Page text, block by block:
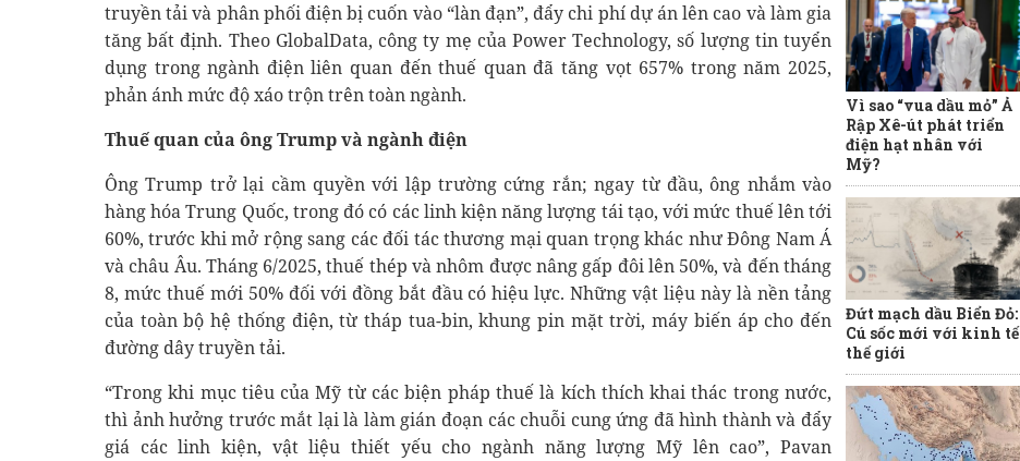
truyền tải và phân phối điện bị cuốn vào “làn đạn”, đẩy chi phí dự án lên cao và làm gia
tăng bất định. Theo GlobalData, công ty mẹ của Power Technology, số lượng tin tuyển
dụng trong ngành điện liên quan đến thuế quan đã tăng vọt 657% trong năm 2025,
phản ánh mức độ xáo trộn trên toàn ngành.
Thuế quan của ông Trump và ngành điện
Ông Trump trở lại cầm quyền với lập trường cứng rắn; ngay từ đầu, ông nhắm vào
hàng hóa Trung Quốc, trong đó có các linh kiện năng lượng tái tạo, với mức thuế lên tới
60%, trước khi mở rộng sang các đối tác thương mại quan trọng khác như Đông Nam Á
và châu Âu. Tháng 6/2025, thuế thép và nhôm được nâng gấp đôi lên 50%, và đến tháng
8, mức thuế mới 50% đối với đồng bắt đầu có hiệu lực. Những vật liệu này là nền tảng
của toàn bộ hệ thống điện, từ tháp tua-bin, khung pin mặt trời, máy biến áp cho đến
đường dây truyền tải.
“Trong khi mục tiêu của Mỹ từ các biện pháp thuế là kích thích khai thác trong nước,
thì ảnh hưởng trước mắt lại là làm gián đoạn các chuỗi cung ứng đã hình thành và đẩy
giá các linh kiện, vật liệu thiết yếu cho ngành năng lượng Mỹ lên cao”, Pavan
Vì sao “vua dầu mỏ” Ả
Rập Xê-út phát triển
điện hạt nhân với
Mỹ?
Đứt mạch dầu Biển Đỏ:
Cú sốc mới với kinh tế
thế giới